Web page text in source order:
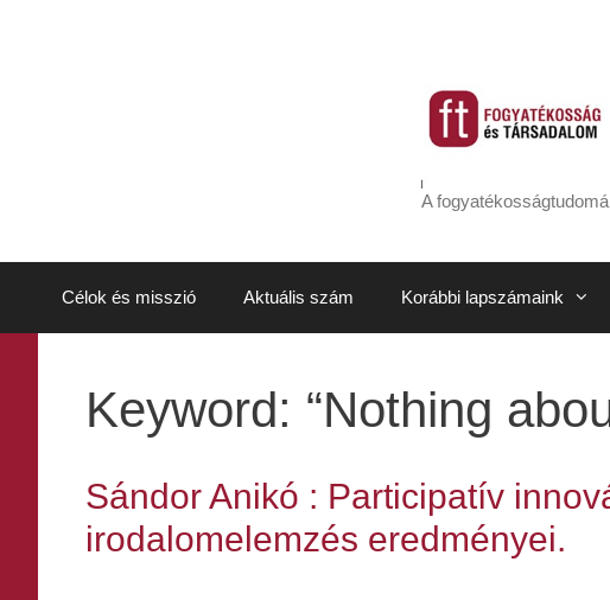
A
Célok és misszió Aktuális szám Korábbi lapszámaink
Keyword: “Nothing
Sándor Anikó : Participatív
irodalomelemzés eredményei.